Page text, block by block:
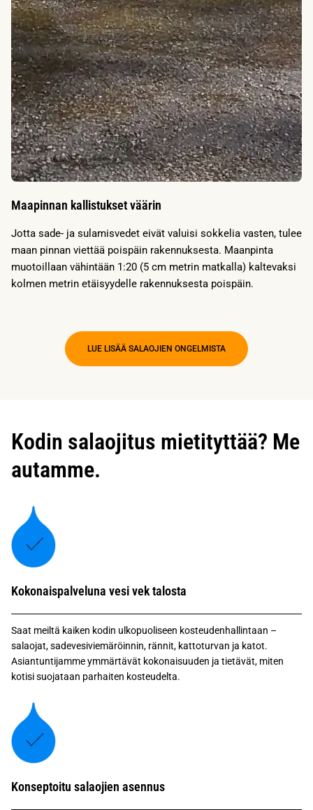
Maapinnan kallistukset väärin
Jotta sade- ja sulamisvedet eivät valuisi sokkelia vasten, tulee
maan pinnan viettää poispäin rakennuksesta. Maanpinta
muotoillaan vähintään 1:20 (5 cm metrin matkalla) kaltevaksi
kolmen metrin etäisyydelle rakennuksesta poispäin.
LUE LISÄÄ SALAOJIEN ONGELMISTA
Kodin salaojitus mietityttää? Me
autamme.
Kokonaispalveluna vesi vek talosta
Saat meiltä kaiken kodin ulkopuoliseen kosteudenhallintaan –
salaojat, sadevesiviemäröinnin, rännit, kattoturvan ja katot.
Asiantuntijamme ymmärtävät kokonaisuuden ja tietävät, miten
kotisi suojataan parhaiten kosteudelta.
Konseptoitu salaojien asennus